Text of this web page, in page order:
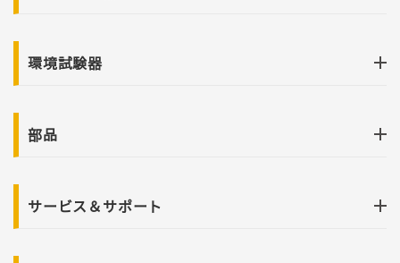
環境試験器
部品
サービス＆サポート